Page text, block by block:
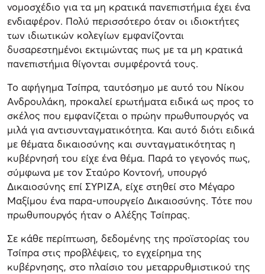
νομοσχέδιο για τα μη κρατικά πανεπιστήμια έχει ένα
ενδιαφέρον. Πολύ περισσότερο όταν οι ιδιοκτήτες
των ιδιωτικών κολεγίων εμφανίζονται
δυσαρεστημένοι εκτιμώντας πως με τα μη κρατικά
πανεπιστήμια θίγονται συμφέροντά τους.
Το αφήγημα Τσίπρα, ταυτόσημο με αυτό του Νίκου
Ανδρουλάκη, προκαλεί ερωτήματα ειδικά ως προς το
σκέλος που εμφανίζεται ο πρώην πρωθυπουργός να
μιλά για αντισυνταγματικότητα. Και αυτό διότι ειδικά
με θέματα δικαιοσύνης και συνταγματικότητας η
κυβέρνησή του είχε ένα θέμα. Παρά το γεγονός πως,
σύμφωνα με τον Σταύρο Κοντονή, υπουργό
Δικαιοσύνης επί ΣΥΡΙΖΑ, είχε στηθεί στο Μέγαρο
Μαξίμου ένα παρα-υπουργείο Δικαιοσύνης. Τότε που
πρωθυπουργός ήταν ο Αλέξης Τσίπρας.
Σε κάθε περίπτωση, δεδομένης της προϊστορίας του
Τσίπρα στις προβλέψεις, το εγχείρημα της
κυβέρνησης, στο πλαίσιο του μεταρρυθμιστικού της